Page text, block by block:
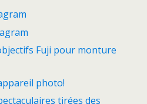
Fuji pour monture
photo!
tirées des